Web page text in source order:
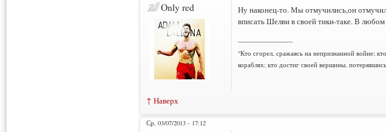
Only red
Ну наконец-то. Мы отмучились,он
вписать Шелви в своей тики-таке. В
"Кто сгорел, сражаясь на непризнанной войне;
кораблях; кто достиг своей вершины,
↑ Наверх
Ср, 03/07/2013 - 17:12